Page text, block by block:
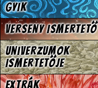
GYIK
Verseny Ismertető
Univerzumok
Ismertetője
Extrák